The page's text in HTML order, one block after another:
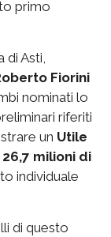
primo
Asti,
Fiorini
nominati lo
riferiti
un Utile
milioni di
individuale
di questo